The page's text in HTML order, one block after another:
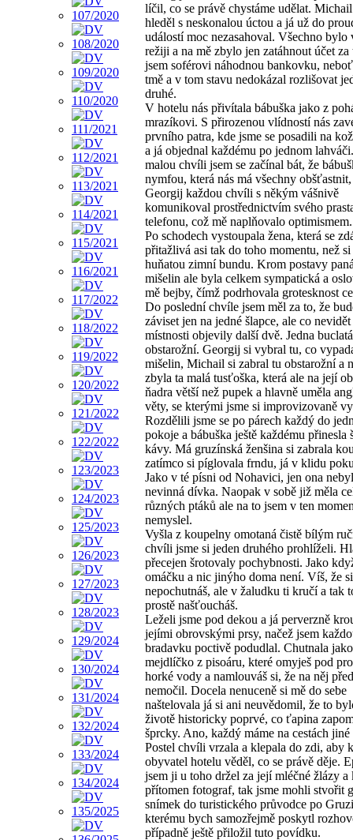
líčil, co se právě chystáme udělat.
hleděl s neskonalou úctou a já už do
událostí moc nezasahoval. Všechno bylo
režiji a na mě zbylo jen zatáhnout účet
jsem soférovi náhodnou bankovku,
tmě a v tom stavu nedokázal rozlišovat
druhé.
V hotelu nás přivítala bábuška jako z
mrazíkovi. S přirozenou vlídností nás
prvního patra, kde jsme se posadili na
a já objednal každému po jednom
malou chvíli jsem se začínal bát, že
nymfou, která nás má všechny
Georgij každou chvíli s někým vášnivě
komunikoval prostřednictvím svého
telefonu, což mě naplňovalo optimismem.
Po schodech vystoupala žena, která se
přitažlivá asi tak do toho momentu, než si
huňatou zimní bundu. Krom postavy
mišelin ale byla celkem sympatická a
mě bejby, čímž podrhovala grotesknost
Do poslední chvíle jsem měl za to, že
záviset jen na jedné šlapce, ale co nevidět
místnosti objevily další dvě. Jedna
obstarožní. Georgij si vybral tu, co
mišelin, Michail si zabral tu obstarožní a
zbyla ta malá tusťoška, která ale na její
ňadra větší než pupek a hlavně uměla
věty, se kterými jsme si improvizovaně
Rozdělili jsme se po párech každý do
pokoje a bábuška ještě každému přinesla
kávy. Má gruzínská ženšina si zabrala
zatímco si píglovala frndu, já v klidu
Jako v té písni od Nohavici, jen ona
nevinná dívka. Naopak v sobě již měla
různých ptáků ale na to jsem v ten
nemyslel.
Vyšla z koupelny omotaná čistě bílým
chvíli jsme si jeden druhého prohlíželi.
přecejen šrotovaly pochybnosti. Jako
omáčku a nic jinýho doma není. Víš, že
nepochutnáš, ale v žaludku ti kručí a tak
prostě našťoucháš.
Leželi jsme pod dekou a já perverzně
jejími obrovskými prsy, načež jsem
bradavku poctivě podudlal. Chutnala jako
mejdlíčko z pisoáru, které omyješ pod
horké vody a namlouváš si, že na něj
nemočil. Docela nenuceně si mě do sebe
naštelovala já si ani neuvědomil, že to
životě historicky poprvé, co ťapina
šprcky. Ano, každý máme na cestách
Postel chvíli vrzala a klepala do zdi, aby
obyvatel hotelu věděl, co se právě děje.
jsem ji u toho držel za její mléčné žlázy
přítomen fotograf, tak jsme mohli stvořit
snímek do turistického průvodce po
kterému bych samozřejmě poskytl
případně ještě přiložil tuto povídku.